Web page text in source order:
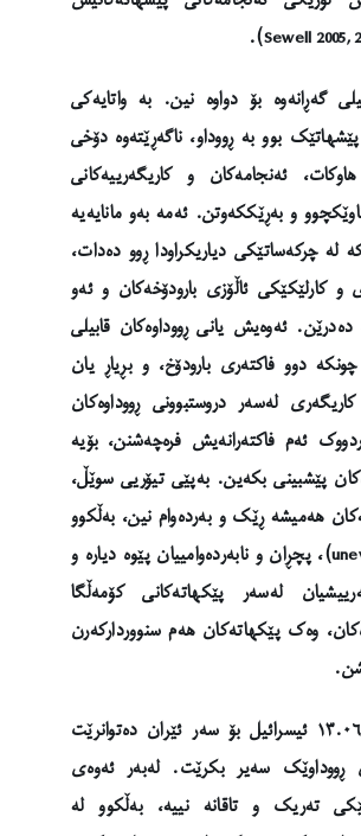
گەڕانەوە بۆ دواوە نین. بە واتایەکی
بوو بە ڕووداو، ناگەڕێتەوە دۆخی
ئەنجامەکان و کاریگەرییەکانی
و بەڕێککەوتن. ئەمە بەو مانایەیە
لە چرکەساتێکی دیاریکراودا ڕوو دەدات،
و کارلێکێکی ئاڵۆزی بارودۆخەکان و ئەو
دەدرێن. ئەوەیش یانی ڕووداوەکان قابیلی
دوو فاکتەری بارودۆخ، و بڕیاڕ یان
کاریگەری لەسەر دروستبوونی ڕووداوەکان
ئەم فاکتەرانەیش فرەچەشنن، بۆیە
پێشبینی بکەین. بەپێی تیۆریی سوێڵ،
هەمیشە ڕێک و بەردەوام نین، بەڵکوو
لاسەنگن (uneven)، پچڕان و نابەردەوامییان پێوە دیارە و
لەسەر پێکهاتەکانی کۆمەڵگا
وەک پێکهاتەکان هەم سنووردارکەرن
هێرشی ١٣.٠٦.٢٠٢٥ ئیسرائیل بۆ سەر ئێران دەتوانرێت
سەیر بکرێت. لەبەر ئەوەی
تەریک و تاقانە نییە، بەڵکوو لە